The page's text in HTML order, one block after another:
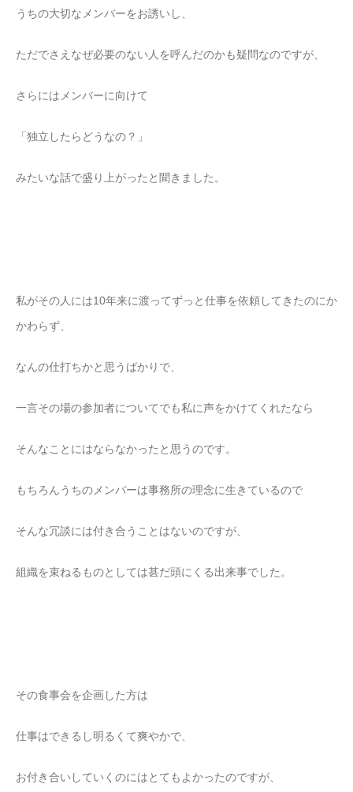
うちの大切なメンバーをお誘いし、
ただでさえなぜ必要のない人を呼んだのかも疑問なのですが、
さらにはメンバーに向けて
「独立したらどうなの？」
みたいな話で盛り上がったと聞きました。
私がその人には10年来に渡ってずっと仕事を依頼してきたのにか
かわらず、
なんの仕打ちかと思うばかりで、
一言その場の参加者についてでも私に声をかけてくれたなら
そんなことにはならなかったと思うのです。
もちろんうちのメンバーは事務所の理念に生きているので
そんな冗談には付き合うことはないのですが、
組織を束ねるものとしては甚だ頭にくる出来事でした。
その食事会を企画した方は
仕事はできるし明るくて爽やかで、
お付き合いしていくのにはとてもよかったのですが、